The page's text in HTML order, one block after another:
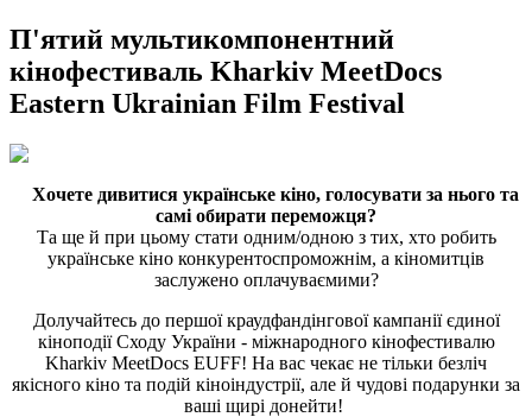
П'ятий мультикомпонентний
кінофестиваль Kharkiv MeetDocs
Eastern Ukrainian Film Festival
Хочете дивитися українське кіно, голосувати за нього та
самі обирати переможця?
Та ще й при цьому стати одним/одною з тих, хто робить
українське кіно конкурентоспроможнім, а кіномитців
заслужено оплачуваємими?
Долучайтесь до першої краудфандінгової кампанії єдиної
кіноподії Сходу України - міжнародного кінофестивалю
Kharkiv MeetDocs EUFF! На вас чекає не тільки безліч
якісного кіно та подій кіноіндустрії, але й чудові подарунки за
ваші щирі донейти!